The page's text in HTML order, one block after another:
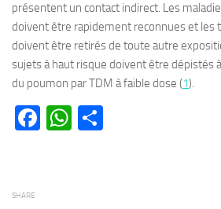
présentent un contact indirect. Les
doivent être rapidement reconnues et les
doivent être retirés de toute autre
sujets à haut risque doivent être dépistés
du poumon par TDM à faible dose (1).
Facebook
WhatsApp
SHARE